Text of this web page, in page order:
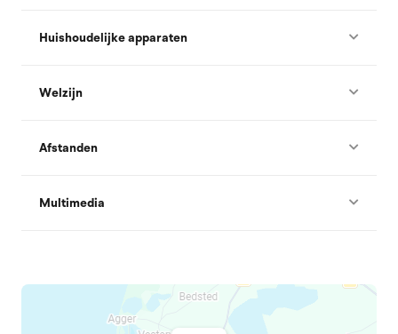
Huishoudelijke apparaten
Welzijn
Afstanden
Multimedia